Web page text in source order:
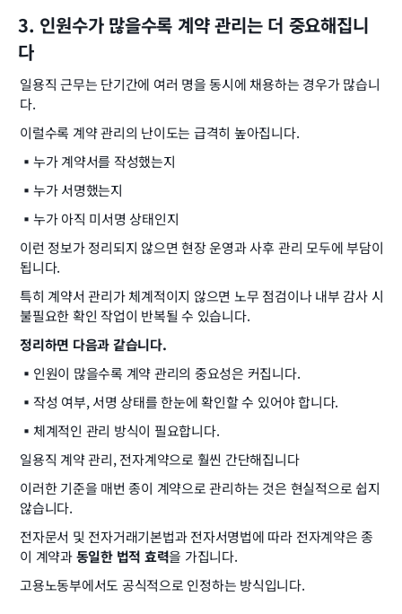
3. 인원수가 많을수록 계약 관리는 더 중요해집니
다
일용직 근무는 단기간에 여러 명을 동시에 채용하는 경우가 많습니
다.
이럴수록 계약 관리의 난이도는 급격히 높아집니다.
▪️ 누가 계약서를 작성했는지
▪️ 누가 서명했는지
▪️ 누가 아직 미서명 상태인지
이런 정보가 정리되지 않으면 현장 운영과 사후 관리 모두에 부담이
됩니다.
특히 계약서 관리가 체계적이지 않으면 노무 점검이나 내부 감사 시
불필요한 확인 작업이 반복될 수 있습니다.
정리하면 다음과 같습니다.
▪️ 인원이 많을수록 계약 관리의 중요성은 커집니다.
▪️ 작성 여부, 서명 상태를 한눈에 확인할 수 있어야 합니다.
▪️ 체계적인 관리 방식이 필요합니다.
일용직 계약 관리, 전자계약으로 훨씬 간단해집니다
이러한 기준을 매번 종이 계약으로 관리하는 것은 현실적으로 쉽지
않습니다.
전자문서 및 전자거래기본법과 전자서명법에 따라 전자계약은 종
이 계약과 동일한 법적 효력을 가집니다.
고용노동부에서도 공식적으로 인정하는 방식입니다.